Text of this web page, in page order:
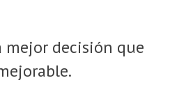
mejor decisión que